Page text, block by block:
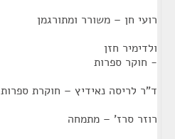
רועי חן – משורר ומתורגמן
ולדימיר חזן
- חוקר ספרות
ד"ר לריסה נאידיץ – חוקרת ספרות
רוזר סרז' – מתמחה